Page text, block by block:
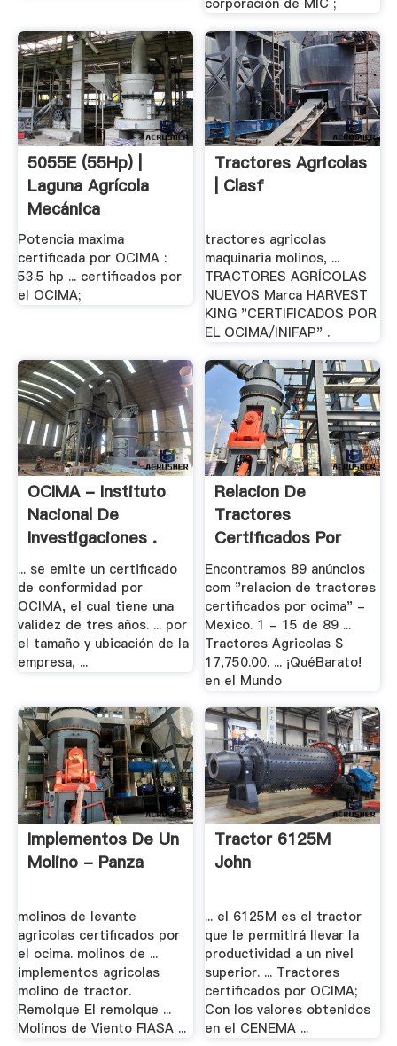
corporación de MIC ;
5055E (55Hp) |
Laguna Agrícola
Mecánica
Potencia maxima
certificada por OCIMA :
53.5 hp ... certificados por
el OCIMA;
Tractores Agricolas
| Clasf
tractores agricolas
maquinaria molinos, ...
TRACTORES AGRÍCOLAS
NUEVOS Marca HARVEST
KING "CERTIFICADOS POR
EL OCIMA/INIFAP" .
OCIMA - Instituto
Nacional De
Investigaciones .
... se emite un certificado
de conformidad por
OCIMA, el cual tiene una
validez de tres años. ... por
el tamaño y ubicación de la
empresa, ...
Relacion De
Tractores
Certificados Por
Ocima - .
Encontramos 89 anúncios
com "relacion de tractores
certificados por ocima" -
Mexico. 1 - 15 de 89 ...
Tractores Agricolas $
17,750.00. ... ¡QuéBarato!
en el Mundo
Implementos De Un
Molino - Panza
molinos de levante
agricolas certificados por
el ocima. molinos de ...
implementos agricolas
molino de tractor.
Remolque El remolque ...
Molinos de Viento FIASA ...
Tractor 6125M
John
... el 6125M es el tractor
que le permitirá llevar la
productividad a un nivel
superior. ... Tractores
certificados por OCIMA;
Con los valores obtenidos
en el CENEMA ...